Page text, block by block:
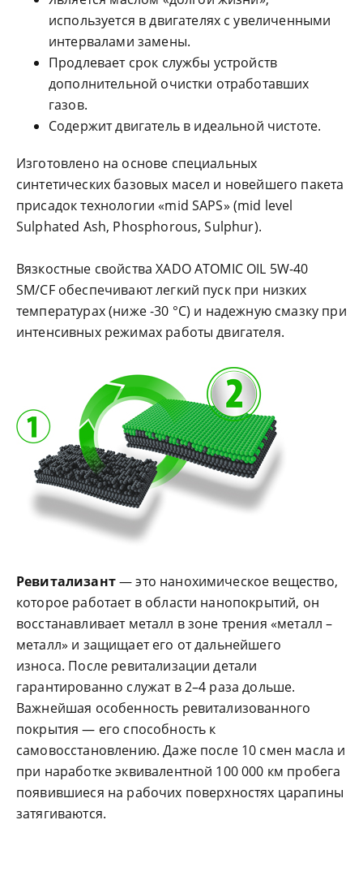
используется в двигателях с увеличенными
интервалами замены.
Продлевает срок службы устройств
дополнительной очистки отработавших
газов.
Содержит двигатель в идеальной чистоте.
Изготовлено на основе специальных
синтетических базовых масел и новейшего пакета
присадок технологии «mid SAPS» (mid level
Sulphated Ash, Phosphorous, Sulphur).
Вязкостные свойства XADO ATOMIC OIL 5W-40
SM/CF обеспечивают легкий пуск при низких
температурах (ниже -30 °С) и надежную смазку при
интенсивных режимах работы двигателя.
Ревитализант— это нанохимическое вещество,
которое работает в области нанопокрытий, он
восстанавливает металл в зоне трения «металл –
металл» и защищает его от дальнейшего
износа. После ревитализации детали
гарантированно служат в 2–4 раза дольше.
Важнейшая особенность ревитализованного
покрытия — его способность к
самовосстановлению. Даже после 10 смен масла и
при наработке эквивалентной 100 000 км пробега
появившиеся на рабочих поверхностях царапины
затягиваются.